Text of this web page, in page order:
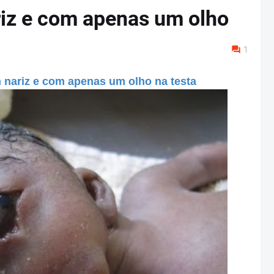
e com apenas um olho
1
e com apenas um olho na testa